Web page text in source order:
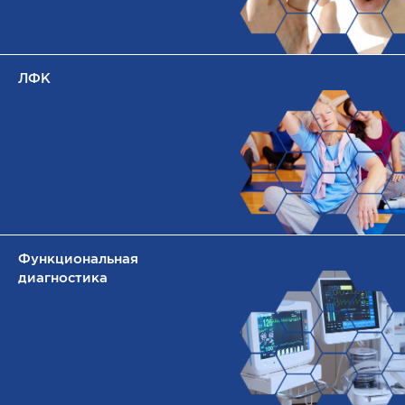
ЛФК
Функциональная
диагностика